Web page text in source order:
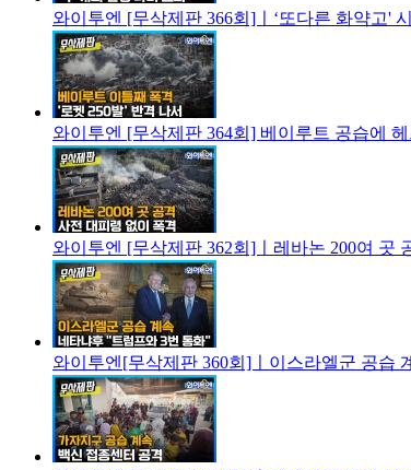
와이투엔 [무삭제판 366회]ㅣ‘또다른 화약고'
와이투엔 [무삭제판 364회] 베이루트 공습에
와이투엔 [무삭제판 362회]ㅣ레바논 200여 곳
와이투엔[무삭제판 360회]ㅣ이스라엘군 공습